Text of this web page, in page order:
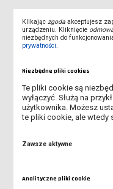
Klikajączgoda akceptujesz
urządzeniu. Kliknięcie
niezbędnych do
prywatności.
Niezbędne pliki cookies
Te pliki cookie są
wyłączyć. Służą na
użytkownika. Możesz
te pliki cookie, ale wtedy
Zawsze aktywne
Analityczne pliki cookie